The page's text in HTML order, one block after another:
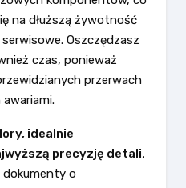
na dłuższą żywotność
Oszczędzasz
czas, ponieważ
przerwach
idealnie
precyzję detali,
o